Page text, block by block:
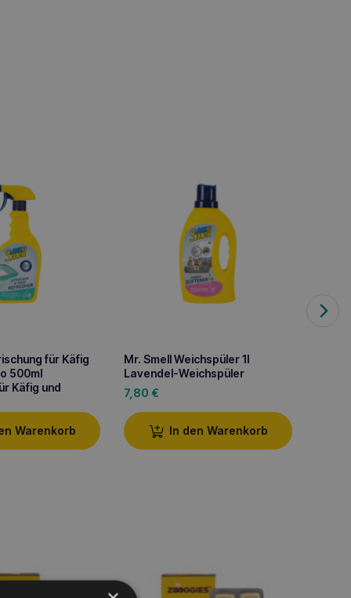
für Käfig
500ml
Käfig und
Warenkorb
Mr. Smell Weichspüler 1l
Lavendel-Weichspüler
7,80 €
In den Warenkorb